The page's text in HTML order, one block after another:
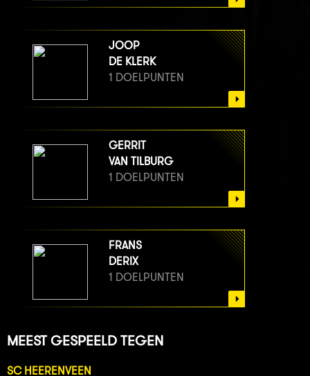
JOOP
DE KLERK
1 DOELPUNTEN
GERRIT
VAN TILBURG
1 DOELPUNTEN
FRANS
DERIX
1 DOELPUNTEN
MEEST GESPEELD TEGEN
SC HEERENVEEN